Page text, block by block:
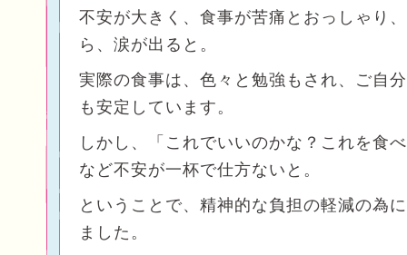
不安が大きく、食事が苦痛とおっしゃり
ら、涙が出ると。
実際の食事は、色々と勉強もされ、ご自
も安定しています。
しかし、「これでいいのかな？これを食
など不安が一杯で仕方ないと。
ということで、精神的な負担の軽減の為
ました。